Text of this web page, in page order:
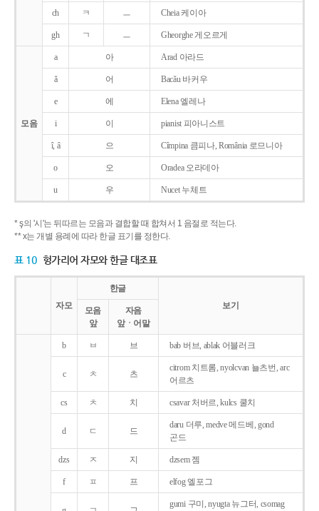
ch ㅋ ㅡ Cheia 케이아
gh ㄱ ㅡ Gheorghe 게오르게
모음
a 아 Arad 아라드
ǎ 어 Bacǎu 바커우
e 에 Elena 엘레나
i 이 pianist 피아니스트
î, â 으 Cîmpina 큼피나, România 로므니아
o 오 Oradea 오라데아
u 우 Nucet 누체트
* ş의 '시'는 뒤따르는 모음과 결합할 때 합쳐서 1 음절로 적는다.
** x는 개별 용례에 따라 한글 표기를 정한다.
표 10 헝가리어 자모와 한글 대조표
자모
한글
보기
모음
앞
자음
앞ㆍ어말
b ㅂ 브 bab 버브, ablak 어블러크
c ㅊ 츠
citrom 치트롬, nyolcvan 뇰츠번, arc
어르츠
cs ㅊ 치 csavar 처버르, kulcs 쿨치
d ㄷ 드
daru 더루, medve 메드베, gond
곤드
dzs ㅈ 지 dzsem 젬
f ㅍ 프 elfog 엘포그
gumi 구미, nyugta 뉴그터, csomag